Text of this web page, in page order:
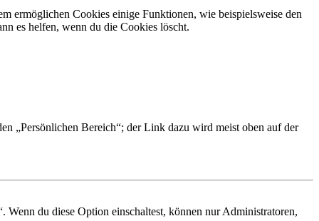
ermöglichen Cookies einige Funktionen, wie beispielsweise den
es helfen, wenn du die Cookies löscht.
„Persönlichen Bereich“; der Link dazu wird meist oben auf der
du diese Option einschaltest, können nur Administratoren,